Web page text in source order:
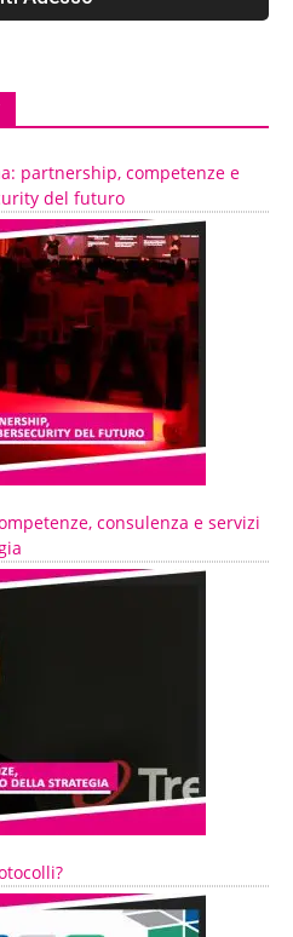
partnership, competenze e
del futuro
consulenza e servizi